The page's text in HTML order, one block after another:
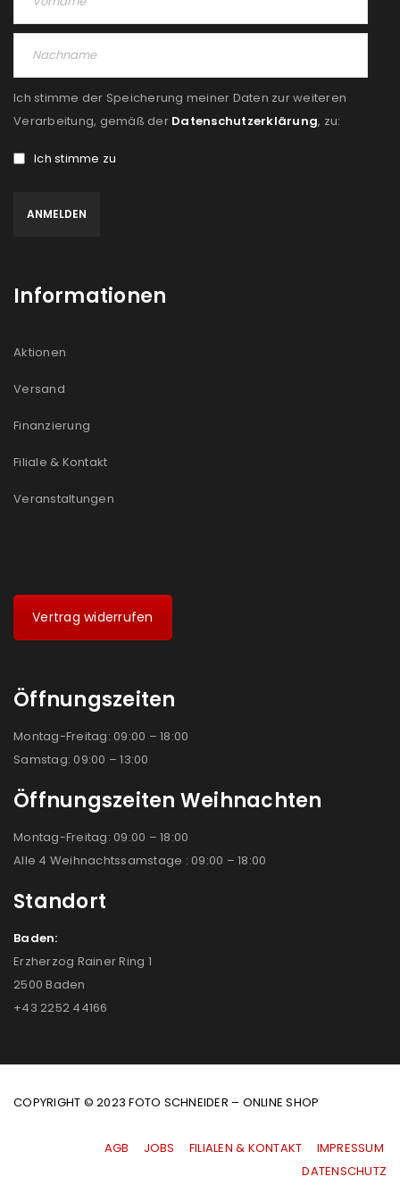
E-Mail-Adresse
NEWSLETTER ABONNIEREN
akzeptiere die
Ich stimme der Speicherung meiner Daten zur weiteren
Verarbeitung, gemäß der Datenschutzerklärung, zu:
Ich stimme zu
Informationen
Aktionen
Versand
Finanzierung
Filiale & Kontakt
Veranstaltungen
Vertrag widerrufen
Öffnungszeiten
Montag-Freitag: 09:00 – 18:00
Samstag: 09:00 – 13:00
Öffnungszeiten Weihnachten
Montag-Freitag: 09:00 – 18:00
Alle 4 Weihnachtssamstage : 09:00 – 18:00
Standort
Baden:
Erzherzog Rainer Ring 1
2500 Baden
+43 2252 44166
COPYRIGHT © 2023 FOTO SCHNEIDER – ONLINE SHOP
AGB JOBS FILIALEN & KONTAKT
IMPRESSUM
|DATENSCHUTZ